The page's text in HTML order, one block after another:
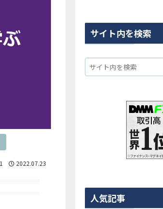
2022.07.23
サイト内を検索
人気記事